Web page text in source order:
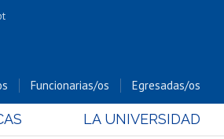
Funcionarias/os Egresadas/os
LA UNIVERSIDAD